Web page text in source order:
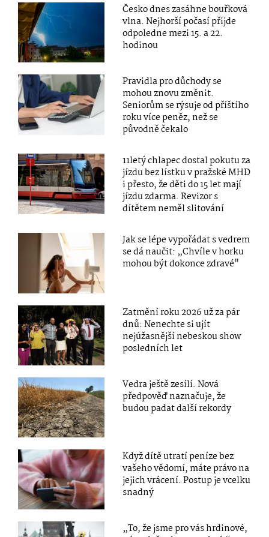
Česko dnes zasáhne bouřková
vlna. Nejhorší počasí přijde
odpoledne mezi 15. a 22.
hodinou
Pravidla pro důchody se
mohou znovu změnit.
Seniorům se rýsuje od příštího
roku více peněz, než se
původně čekalo
11letý chlapec dostal pokutu za
jízdu bez lístku v pražské MHD
i přesto, že děti do 15 let mají
jízdu zdarma. Revizor s
dítětem neměl slitování
Jak se lépe vypořádat s vedrem
se dá naučit: „Chvíle v horku
mohou být dokonce zdravé"
Zatmění roku 2026 už za pár
dnů: Nenechte si ujít
nejúžasnější nebeskou show
posledních let
Vedra ještě zesílí. Nová
předpověď naznačuje, že
budou padat další rekordy
Když dítě utratí peníze bez
vašeho vědomí, máte právo na
jejich vrácení. Postup je vcelku
snadný
„To, že jsme pro vás hrdinové,